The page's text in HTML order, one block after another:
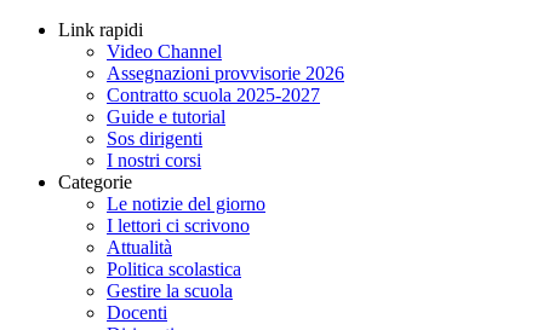
Link rapidi
Video Channel
Assegnazioni provvisorie 2026
Contratto scuola 2025-2027
Guide e tutorial
Sos dirigenti
I nostri corsi
Categorie
Le notizie del giorno
I lettori ci scrivono
Attualità
Politica scolastica
Gestire la scuola
Docenti